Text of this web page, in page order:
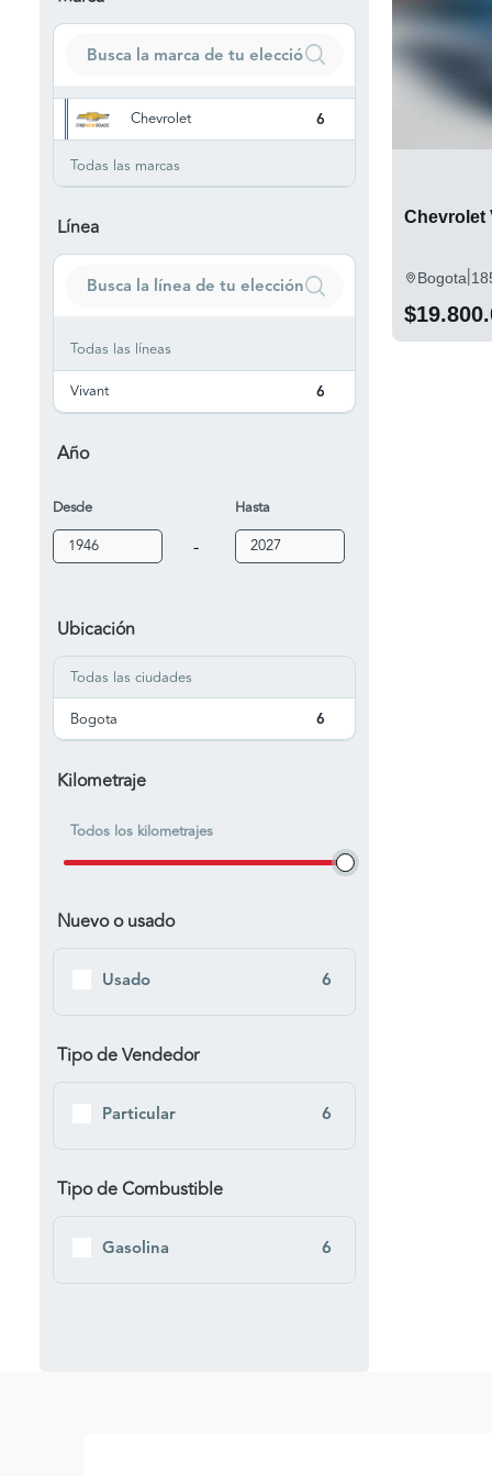
Chevrolet 6
Todas las marcas
Línea
Todas las líneas
Vivant
6
Año
Desde
-
Hasta
Ubicación
Todas las ciudades
Bogota
6
Kilometraje
Todos los kilometrajes
Nuevo o usado
Usado 6
Tipo de Vendedor
Particular 6
Tipo de Combustible
Gasolina 6
Chevrolet
Bogota|